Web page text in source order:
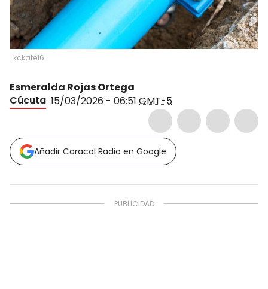
kckate16
Esmeralda Rojas Ortega
Cúcuta 15/03/2026 - 06:51 GMT-5
Añadir Caracol Radio en Google